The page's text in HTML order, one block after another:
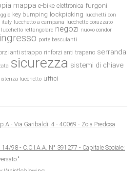
mappa e-bike elettronica furgoni
key bumping lockpicking lucchetti con
italy lucchetto a campana lucchetto corazzato
lucchetto rettangolare negozi nuovo condor
porte basculanti
anti strappo rinforzi anti trapano serranda
sicurezza sistemi di chiave
lucchetto uffici
Via Garibaldi, 4 - 40069 - Zola Predosa
98 - C.C.I.A.A. N° 391277 - Capitale Sociale: